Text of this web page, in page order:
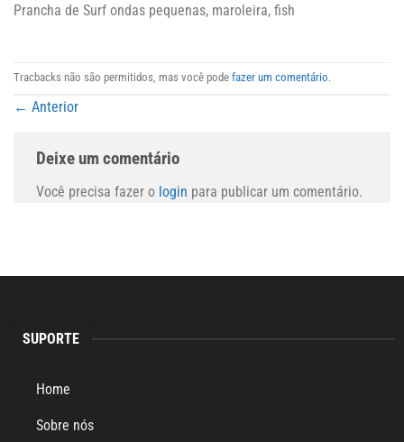
Prancha de Surf ondas pequenas, maroleira, fish
Tracbacks não são permitidos, mas você pode fazer um comentário.
← Anterior
Deixe um comentário
Você precisa fazer o login para publicar um comentário.
SUPORTE
Home
Sobre nós